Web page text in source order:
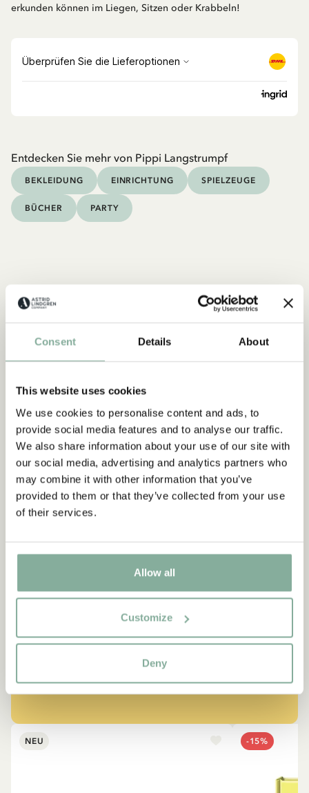
Consent Details About
This website uses cookies
We use cookies to personalise content and ads, to
provide social media features and to analyse our traffic.
We also share information about your use of our site with
our social media, advertising and analytics partners who
may combine it with other information that you’ve
provided to them or that they’ve collected from your use
of their services.
Allow all
Customize
Deny
erkunden können im Liegen, Sitzen oder Krabbeln!
Entdecken Sie mehr von Pippi Langstrumpf
BEKLEIDUNG EINRICHTUNG SPIELZEUGE
BÜCHER PARTY
„Wer stark ist, muss auch gut
sein.“
aus Kennst du Pippi Langstrumpf?
NEU -15%